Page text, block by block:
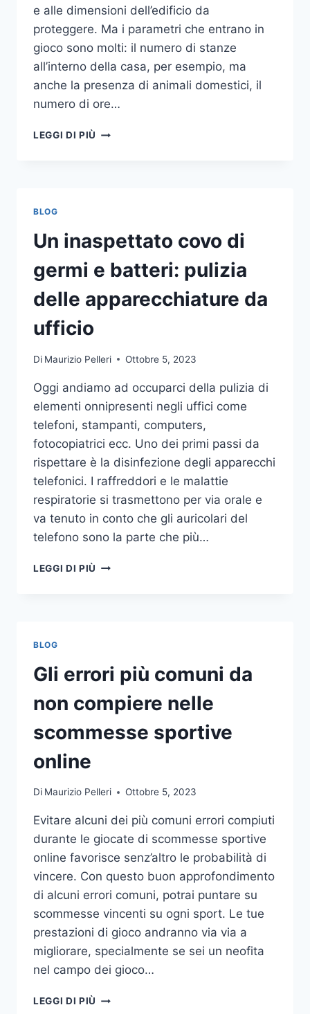
e alle dimensioni dell’edificio da
proteggere. Ma i parametri che entrano in
gioco sono molti: il numero di stanze
all’interno della casa, per esempio, ma
anche la presenza di animali domestici, il
numero di ore…
LEGGI DI PIÙ COME
BLOG
Un inaspettato covo di
germi e batteri: pulizia
delle apparecchiature da
ufficio
Di Maurizio Pelleri Ottobre 5, 2023
Oggi andiamo ad occuparci della pulizia di
elementi onnipresenti negli uffici come
telefoni, stampanti, computers,
fotocopiatrici ecc. Uno dei primi passi da
rispettare è la disinfezione degli apparecchi
telefonici. I raffreddori e le malattie
respiratorie si trasmettono per via orale e
va tenuto in conto che gli auricolari del
telefono sono la parte che più…
LEGGI DI PIÙ UN
PULIZIA
DELLE
APPARECCHIATURE
DA
BLOG
Gli errori più comuni da
non compiere nelle
scommesse sportive
online
Di Maurizio Pelleri Ottobre 5, 2023
Evitare alcuni dei più comuni errori compiuti
durante le giocate di scommesse sportive
online favorisce senz’altro le probabilità di
vincere. Con questo buon approfondimento
di alcuni errori comuni, potrai puntare su
scommesse vincenti su ogni sport. Le tue
prestazioni di gioco andranno via via a
migliorare, specialmente se sei un neofita
nel campo dei gioco…
LEGGI DI PIÙ GLI